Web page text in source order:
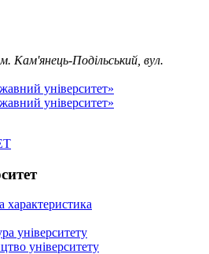
Кам'янець-Подільський, вул.
характеристика
університету
університету